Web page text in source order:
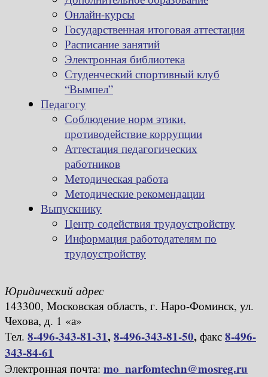
Онлайн-курсы
Государственная итоговая аттестация
Расписание занятий
Электронная библиотека
Студенческий спортивный клуб
“Вымпел”
Педагогу
Соблюдение норм этики,
противодействие коррупции
Аттестация педагогических
работников
Методическая работа
Методические рекомендации
Выпускнику
Центр содействия трудоустройству
Информация работодателям по
трудоустройству
Юридический адрес
143300, Московская область, г. Наро-Фоминск, ул.
Чехова, д. 1 «а»
Тел. 8-496-343-81-31,8-496-343-81-50, факс 8-496-
343-84-61
Электронная почта: mo_narfomtechn@mosreg.ru